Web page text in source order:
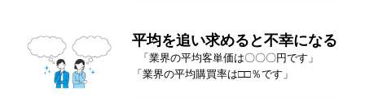
平均を追い求めると不幸になる
「業界の平均客単価は〇〇〇円です」
「業界の平均購買率は□□％です」